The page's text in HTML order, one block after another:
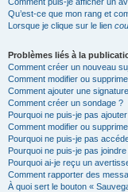
Qu’est-ce que mon rang et
Lorsque je clique sur le lien
Problèmes liés à la
Comment créer un nouveau
Comment modifier ou
Comment ajouter une
Comment créer un sondage ?
Pourquoi ne puis-je pas
Comment modifier ou
Pourquoi ne puis-je pas
Pourquoi ne puis-je pas
Pourquoi ai-je reçu un
Comment rapporter des
À quoi sert le bouton «